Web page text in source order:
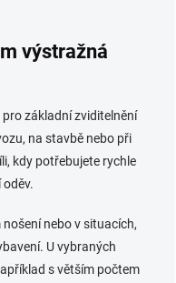
výstražná
základní zviditelnění
na stavbě nebo při
kdy potřebujete rychle
nebo v situacích,
U vybraných
s větším počtem